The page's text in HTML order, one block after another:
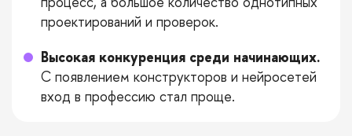
проектирований и проверок.
Высокая конкуренция среди начинающих.
С появлением конструкторов и нейросетей
вход в профессию стал проще.